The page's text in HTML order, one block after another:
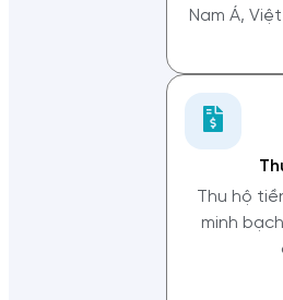
Nam Á,
Thu hộ
minh